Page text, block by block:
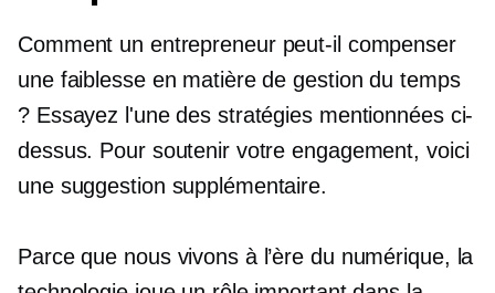
Comment un entrepreneur peut-il compenser
une faiblesse en matière de gestion du temps
? Essayez l'une des stratégies mentionnées ci-
dessus. Pour soutenir votre engagement, voici
une suggestion supplémentaire.
Parce que nous vivons à l’ère du numérique, la